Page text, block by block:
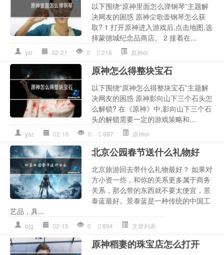
以下围绕“原神里面怎么弹钢琴”主题解
决网友的困惑 原神尘歌壶钢琴怎么获
取? 1 打开原神进入游戏后,点击地图,选
择蒙德城纪念品商店。 2 接着在...
ysl 02-21 0 218 原神ol
原神怎么得整块宝石
以下围绕“原神怎么得整块宝石”主题解
决网友的困惑 原神影向山下三个石头怎
么解锁? 在《原神》中,影向山下三个石
头的解锁需要一定的游戏策略和...
ysz 02-16 0 987 原神ol
北京公园春节送什么礼物好
北京旅游回去带什么礼物最好？ 如果对
方小资一些，和你的关系更多属于商务
关系，那么带的东西就不要太便宜，景
泰蓝最好。景泰蓝是一种传统的中国工
艺品，具...
bjg 02-15 0 894 文章列表
原神稻妻的珠宝店怎么打开